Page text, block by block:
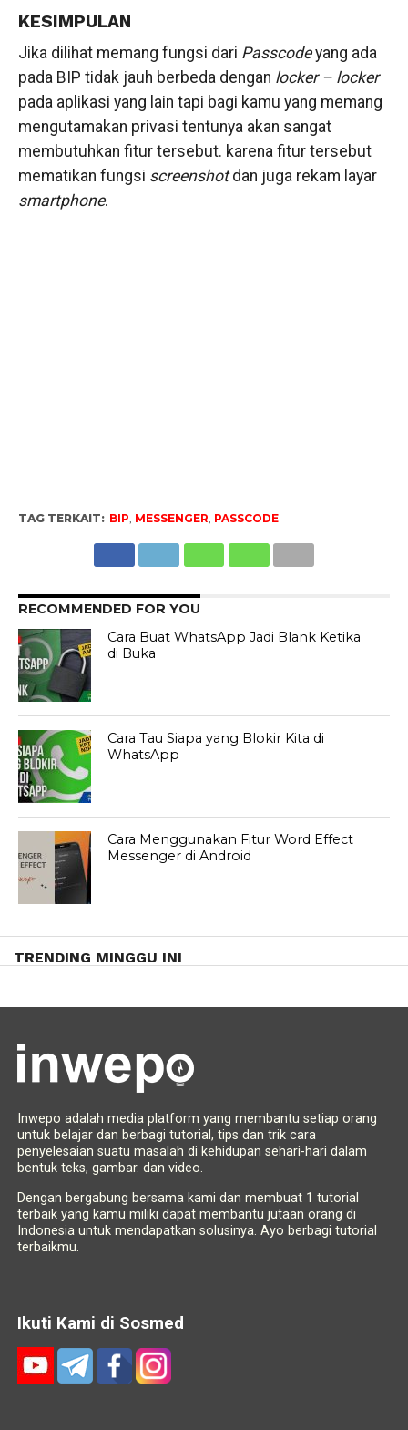
KESIMPULAN
Jika dilihat memang fungsi dari Passcodeyang ada
pada BIP tidak jauh berbeda dengan locker – locker
pada aplikasi yang lain tapi bagi kamu yang memang
mengutamakan privasi tentunya akan sangat
membutuhkan fitur tersebut. karena fitur tersebut
mematikan fungsi screenshotdan juga rekam layar
smartphone.
TAG TERKAIT: BIP, MESSENGER, PASSCODE
RECOMMENDED FOR YOU
Cara Buat WhatsApp Jadi Blank Ketika
di Buka
Cara Tau Siapa yang Blokir Kita di
WhatsApp
Cara Menggunakan Fitur Word Effect
Messenger di Android
TRENDING MINGGU INI
Inwepo adalah media platform yang membantu setiap orang
untuk belajar dan berbagi tutorial, tips dan trik cara
penyelesaian suatu masalah di kehidupan sehari-hari dalam
bentuk teks, gambar. dan video.
Dengan bergabung bersama kami dan membuat 1 tutorial
terbaik yang kamu miliki dapat membantu jutaan orang di
Indonesia untuk mendapatkan solusinya. Ayo berbagi tutorial
terbaikmu.
Ikuti Kami di Sosmed